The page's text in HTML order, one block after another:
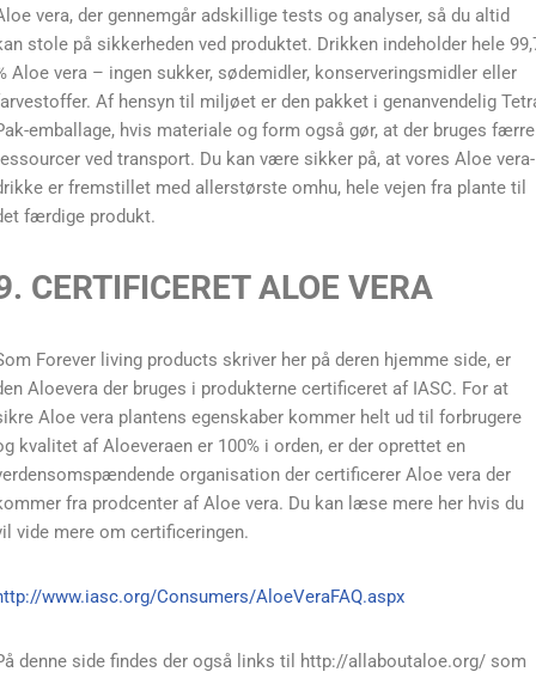
vera, der gennemgår adskillige tests og analyser, så du altid
stole på sikkerheden ved produktet. Drikken indeholder hele
Aloe vera – ingen sukker, sødemidler, konserveringsmidler eller
Af hensyn til miljøet er den pakket i genanvendelig
emballage, hvis materiale og form også gør, at der bruges færre
ved transport. Du kan være sikker på, at vores Aloe vera-
er fremstillet med allerstørste omhu, hele vejen fra plante til
færdige produkt.
CERTIFICERET ALOE VERA
Forever living products skriver her på deren hjemme side, er
Aloevera der bruges i produkterne certificeret af IASC. For at
Aloe vera plantens egenskaber kommer helt ud til forbrugere
kvalitet af Aloeveraen er 100% i orden, er der oprettet en
organisation der certificerer Aloe vera der
fra prodcenter af Aloe vera. Du kan læse mere her hvis du
vide mere om certificeringen.
www.iasc.org/Consumers/AloeVeraFAQ.aspx
denne side findes der også links til http://allaboutaloe.org/ som